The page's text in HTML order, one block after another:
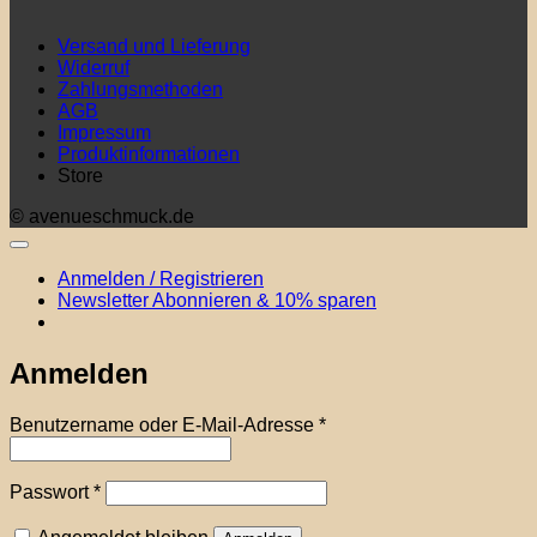
Versand und Lieferung
Widerruf
Zahlungsmethoden
AGB
Impressum
Produktinformationen
Store
© avenueschmuck.de
Anmelden / Registrieren
Newsletter Abonnieren & 10% sparen
Anmelden
Benutzername oder E-Mail-Adresse *Erforderlich
Passwort*Erforderlich